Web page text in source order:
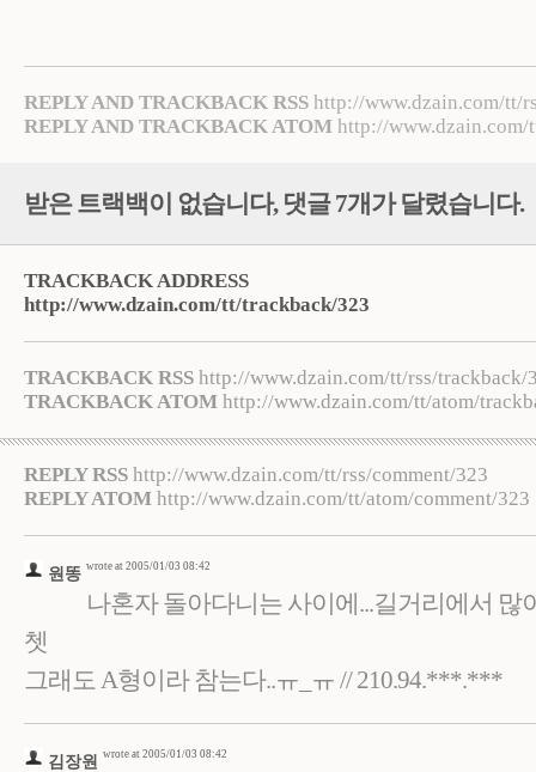
REPLY AND TRACKBACK RSS http://www.dzain.com/tt/
REPLY AND TRACKBACK ATOM http://www.dzain.com/
받은 트랙백이 없습니다, 댓글7개가 달렸습니다.
TRACKBACK ADDRESS
http://www.dzain.com/tt/trackback/323
TRACKBACK RSS http://www.dzain.com/tt/rss/trackback/
TRACKBACK ATOM http://www.dzain.com/tt/atom/
REPLY RSS http://www.dzain.com/tt/rss/comment/323
REPLY ATOM http://www.dzain.com/tt/atom/comment/323
원똥 wrote at 2005/01/03 08:42
나혼자 돌아다니는 사이에...길거리에서 많
쳇
그래도 A형이라 참는다..ㅠ_ㅠ // 210.94.***.***
김장원 wrote at 2005/01/03 08:42